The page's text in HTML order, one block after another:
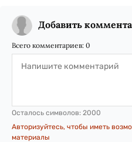
Добавить
Всего комментариев: 0
Осталось символов: 2000
Авторизуйтесь, чтобы иметь
материалы